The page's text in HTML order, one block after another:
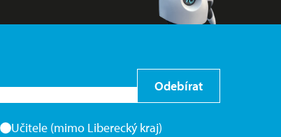
Odebírat
Učitele (mimo Liberecký kraj)